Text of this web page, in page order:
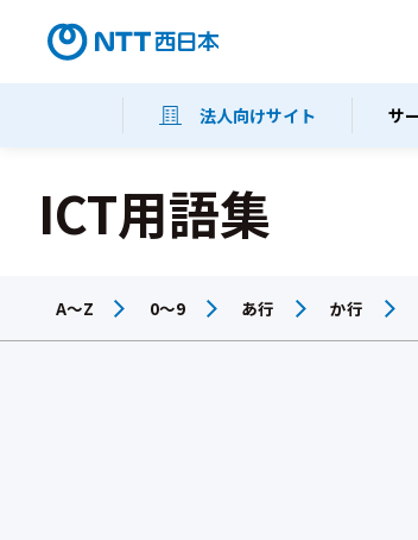
法人向けサイト サ
ICT用語集
A～Z 0～9 あ行 か行